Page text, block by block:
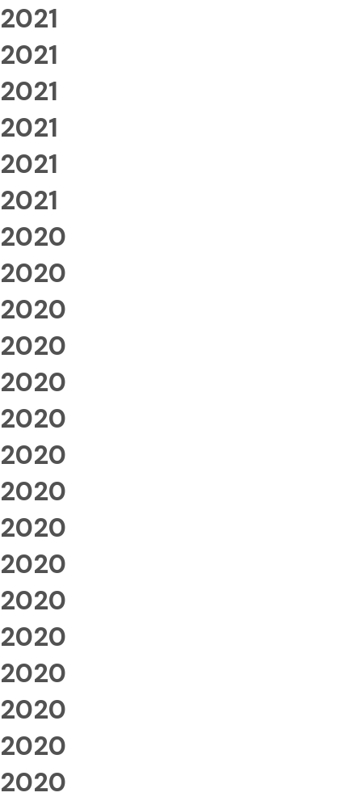
2021
2021
2021
2021
2021
2021
2020
2020
2020
2020
2020
2020
2020
2020
2020
2020
2020
2020
2020
2020
2020
2020